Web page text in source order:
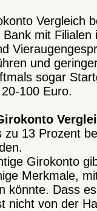
Vergleich
mit
und
sogar
100 Euro.
zu 13 Prozent
Girokonto
Merkmale,
könnte. Dass
nicht von der